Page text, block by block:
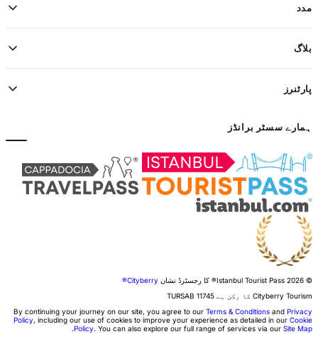
مدد
بلاگ
پارٹنرز
ہمارے سسٹر برانڈز
© 2026 Istanbul Tourist Pass® کا رجسٹرڈ نشان Cityberry®
Cityberry Tourism کا رکن ہے
TURSAB 11745
By continuing your journey on our site, you agree to our Terms & Conditions and Privacy
Policy, including our use of cookies to improve your experience as detailed in our Cookie
Policy. You can also explore our full range of services via our Site Map
.